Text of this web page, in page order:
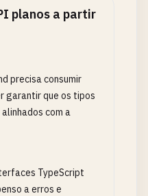
planos a partir
precisa consumir
garantir que os tipos
com a
TypeScript
a erros e